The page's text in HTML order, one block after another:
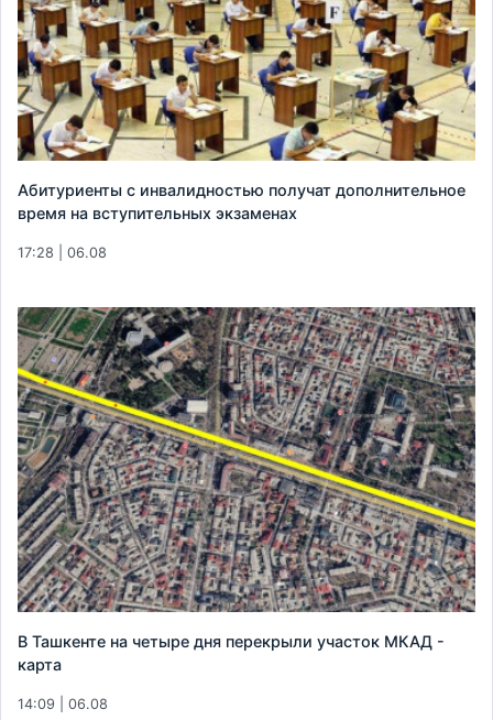
Абитуриенты с инвалидностью получат дополнительное
время на вступительных экзаменах
17:28 | 06.08
В Ташкенте на четыре дня перекрыли участок МКАД -
карта
14:09 | 06.08